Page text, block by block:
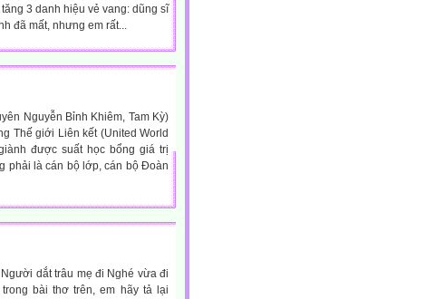
3 danh hiệu vẻ vang: dũng sĩ
đã mất, nhưng em rất...
Nguyễn Bỉnh Khiêm, Tam Kỳ)
Thế giới Liên kết (United World
được suất học bổng giá trị
phải là cán bộ lớp, cán bộ Đoàn
dắt trâu mẹ đi Nghé vừa đi
bài thơ trên, em hãy tả lại